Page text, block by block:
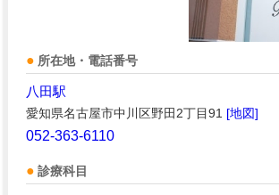
所在地・電話番号
八田駅
愛知県名古屋市中川区野田2丁目91 [地図]
052-363-6110
診療科目